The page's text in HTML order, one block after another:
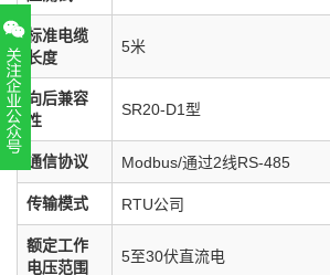
标准电缆
长度
5米
向后兼容
性
SR20-D1型
通信协议 Modbus/通过2线RS-485
传输模式 RTU公司
额定工作
电压范围
5至30伏直流电
扫一扫，关注官方账号
010-52867771